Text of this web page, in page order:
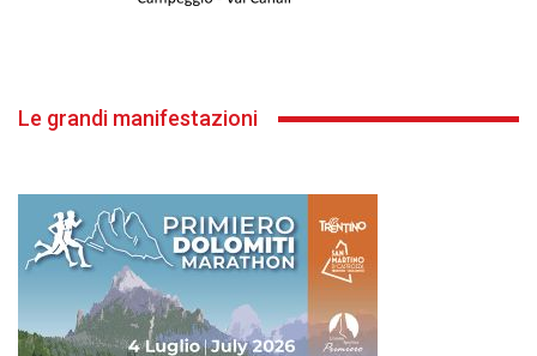
Le grandi manifestazioni